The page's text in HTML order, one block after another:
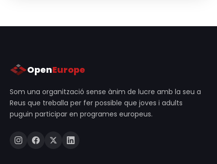
OpenEurope
Som una organització sense ànim de lucre amb la seu a
Reus que treballa per fer possible que joves i adults
puguin participar en programes europeus.